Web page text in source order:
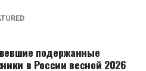
подержанные
в России весной 2026